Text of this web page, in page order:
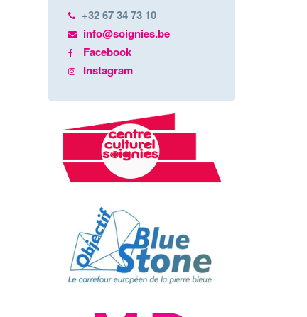
+32 67 34 73 10
info@soignies.be
Facebook
Instagram